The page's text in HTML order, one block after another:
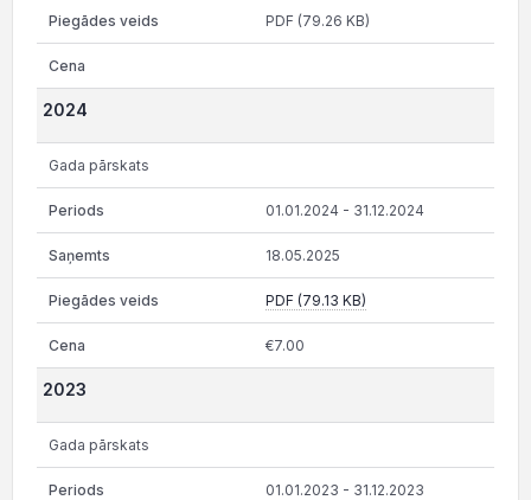
PDF (79.26 KB)
2024
Gada pārskats
01.01.2024 - 31.12.2024
18.05.2025
PDF (79.13 KB)
€7.00
2023
Gada pārskats
01.01.2023 - 31.12.2023